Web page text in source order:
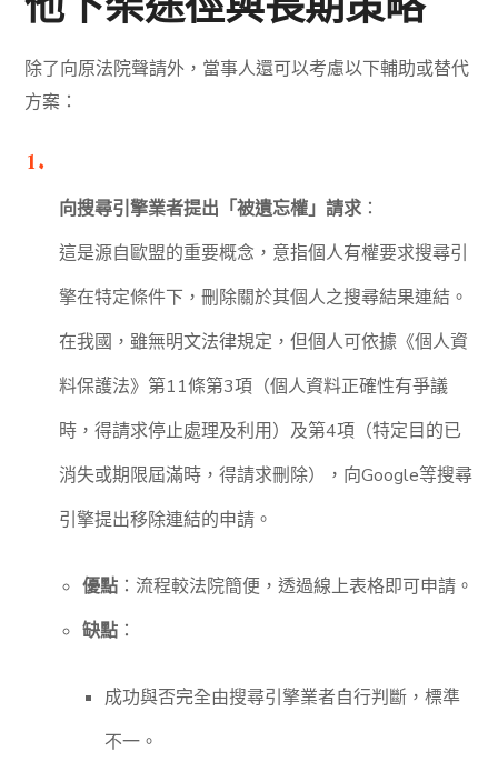
除了向原法院聲請外，當事人還可以考慮以下輔助或替代
方案：
向搜尋引擎業者提出「被遺忘權」請求：
這是源自歐盟的重要概念，意指個人有權要求搜尋引
擎在特定條件下，刪除關於其個人之搜尋結果連結。
在我國，雖無明文法律規定，但個人可依據《個人資
料保護法》第11條第3項（個人資料正確性有爭議
時，得請求停止處理及利用）及第4項（特定目的已
消失或期限屆滿時，得請求刪除），向Google等搜尋
引擎提出移除連結的申請。
優點：流程較法院簡便，透過線上表格即可申請。
缺點：
成功與否完全由搜尋引擎業者自行判斷，標準
不一。